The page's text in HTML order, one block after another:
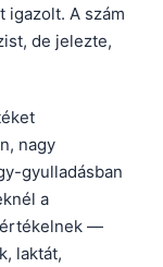
A szám
de jelezte,
nagy
gyulladásban
a
—
laktát,